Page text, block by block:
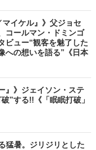
マイケル』》父ジョセ
コールマン・ドミンゴ
ビュー“観客を魅了した
への想いを語る”《日本
』》ジェイソン・ステ
”する!!《「眠眠打破」
猛暑。ジリジリとした